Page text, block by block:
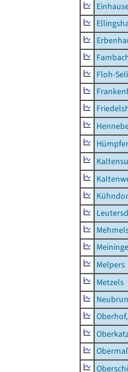
Floh-
Melpers
Metzels